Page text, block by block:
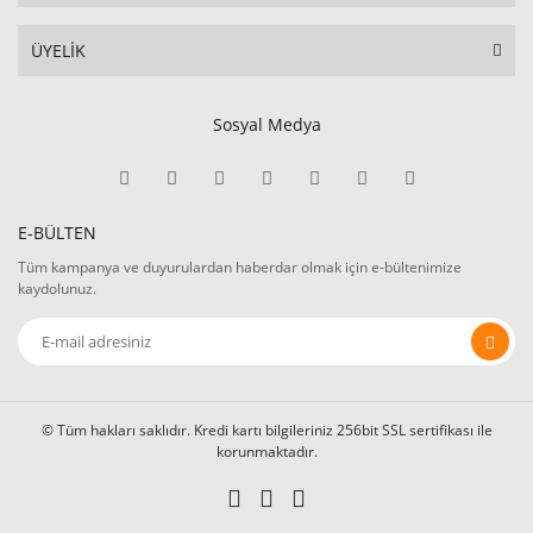
ÜYELİK
Sosyal Medya
E-BÜLTEN
Tüm kampanya ve duyurulardan haberdar olmak için e-bültenimize
kaydolunuz.
© Tüm hakları saklıdır. Kredi kartı bilgileriniz 256bit SSL sertifikası ile
korunmaktadır.